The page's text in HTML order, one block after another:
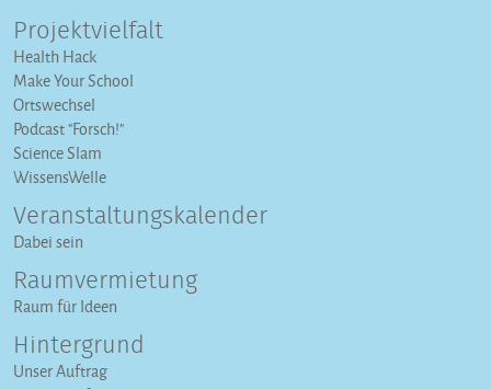
Projektvielfalt
Health Hack
Make Your School
Ortswechsel
Podcast "Forsch!"
Science Slam
WissensWelle
Veranstaltungs­kalender
Dabei sein
Raumvermietung
Raum für Ideen
Hintergrund
Unser Auftrag